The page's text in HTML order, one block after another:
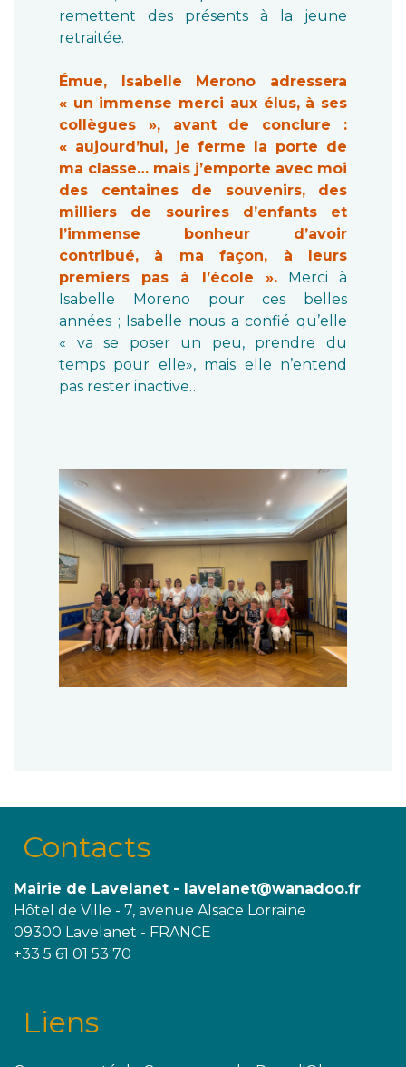
remettent des présents à la jeune
retraitée.
Émue, Isabelle Merono adressera
« un immense merci aux élus, à ses
collègues », avant de conclure :
« aujourd’hui, je ferme la porte de
ma classe… mais j’emporte avec moi
des centaines de souvenirs, des
milliers de sourires d’enfants et
l’immense bonheur d’avoir
contribué, à ma façon, à leurs
premiers pas à l’école ».Merci à
Isabelle Moreno pour ces belles
années ; Isabelle nous a confié qu’elle
« va se poser un peu, prendre du
temps pour elle», mais elle n’entend
pas rester inactive…
Contacts
Mairie de Lavelanet - lavelanet@wanadoo.fr
Hôtel de Ville - 7, avenue Alsace Lorraine
09300 Lavelanet - FRANCE
+33 5 61 01 53 70
Liens